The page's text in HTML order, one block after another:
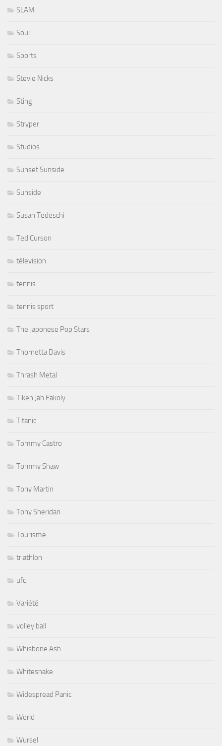
SLAM
Soul
Sports
Stevie Nicks
Sting
Stryper
Studios
Sunset Sunside
Sunside
Susan Tedeschi
Ted Curson
télevision
tennis
tennis sport
The Japonese Pop Stars
Thornetta Davis
Thrash Metal
Tiken Jah Fakoly
Titanic
Tommy Castro
Tommy Shaw
Tony Martin
Tony Sheridan
Tourisme
triathlon
ufc
Variété
volley ball
Whisbone Ash
Whitesnake
Widespread Panic
World
Wursel